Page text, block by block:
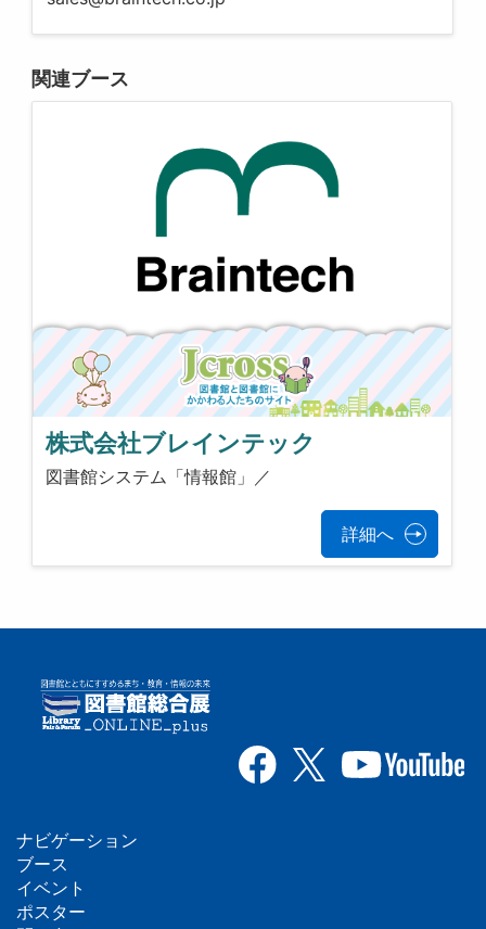
関連ブース
株式会社ブレインテック
図書館システム「情報館」／
詳細へ
フ
ッ
ナビゲーション
ブース
イベント
ポスター